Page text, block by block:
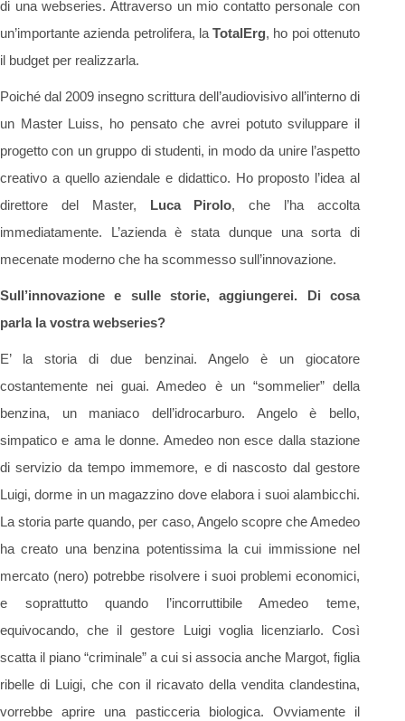
di una webseries. Attraverso un mio contatto personale con
un’importante azienda petrolifera, laTotalErg, ho poi ottenuto
il budget per realizzarla.
Poiché dal 2009 insegno scrittura dell’audiovisivo all’interno di
un Master Luiss, ho pensato che avrei potuto sviluppare il
progetto con un gruppo di studenti, in modo da unire l’aspetto
creativo a quello aziendale e didattico. Ho proposto l’idea al
direttore del Master, Luca Pirolo, che l’ha accolta
immediatamente. L’azienda è stata dunque una sorta di
mecenate moderno che ha scommesso sull’innovazione.
Sull’innovazione e sulle storie, aggiungerei. Di cosa
parla la vostra webseries?
E’ la storia di due benzinai. Angelo è un giocatore
costantemente nei guai. Amedeo è un “sommelier” della
benzina, un maniaco dell’idrocarburo. Angelo è bello,
simpatico e ama le donne. Amedeo non esce dalla stazione
di servizio da tempo immemore, e di nascosto dal gestore
Luigi, dorme in un magazzino dove elabora i suoi alambicchi.
La storia parte quando, per caso, Angelo scopre che Amedeo
ha creato una benzina potentissima la cui immissione nel
mercato (nero) potrebbe risolvere i suoi problemi economici,
e soprattutto quando l’incorruttibile Amedeo teme,
equivocando, che il gestore Luigi voglia licenziarlo. Così
scatta il piano “criminale” a cui si associa anche Margot, figlia
ribelle di Luigi, che con il ricavato della vendita clandestina,
vorrebbe aprire una pasticceria biologica. Ovviamente il